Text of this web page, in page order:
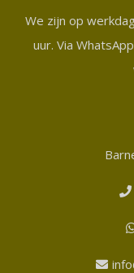
We zijn op
uur. Via